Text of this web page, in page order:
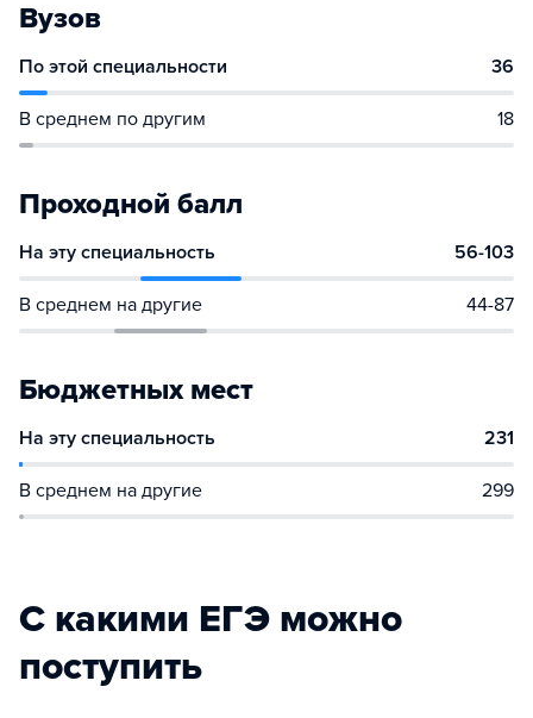
Вузов
По этой специальности 36
В среднем по другим 18
Проходной балл
На эту специальность 56-103
В среднем на другие 44-87
Бюджетных мест
На эту специальность 231
В среднем на другие 299
С какими ЕГЭ можно
поступить